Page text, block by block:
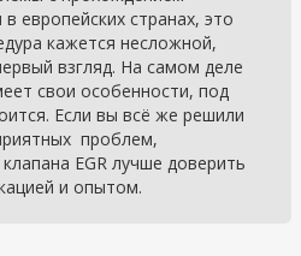
европейских странах, это
кажется несложной,
взгляд. На самом деле
свои особенности, под
Если вы всё же решили
проблем,
EGR лучше доверить
и опытом.